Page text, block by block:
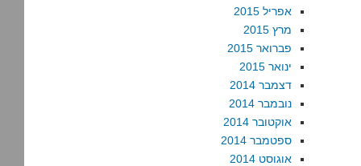
אפריל 2015
מרץ 2015
פברואר 2015
ינואר 2015
דצמבר 2014
נובמבר 2014
אוקטובר 2014
ספטמבר 2014
אוגוסט 2014